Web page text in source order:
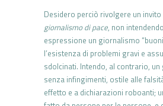
Desidero perciò rivolgere un
giornalismo di pace, non
espressione un giornalismo
l’esistenza di problemi gravi e
sdolcinati. Intendo, al contrario,
senza infingimenti, ostile alle
effetto e a dichiarazioni roboanti;